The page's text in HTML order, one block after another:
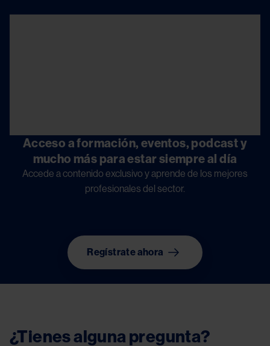
Acceso a formación, eventos, podcast y
mucho más para estar siempre al día
Accede a contenido exclusivo y aprende de los mejores
profesionales del sector.
Regístrate ahora
¿Tienes alguna pregunta?